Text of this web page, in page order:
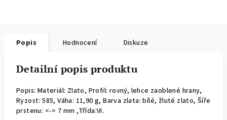
Popis Hodnocení Diskuze
Detailní popis produktu
Popis: Materiál: Zlato, Profil: rovný, lehce zaoblené hrany,
Ryzost: 585, Váha: 11,90 g, Barva zlata: bílé, žluté zlato, Šíře
prstenu: <-> 7 mm ,Třída:VI.